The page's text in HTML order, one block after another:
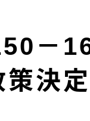
－
策決